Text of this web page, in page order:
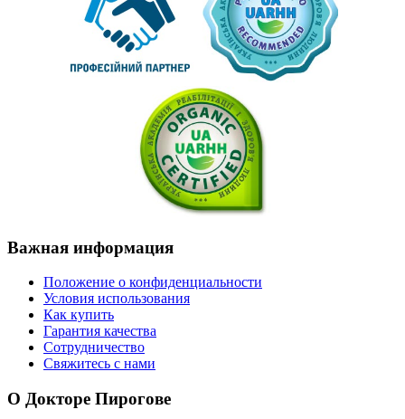
Важная информация
Положение о конфиденциальности
Условия использования
Как купить
Гарантия качества
Сотрудничество
Свяжитесь с нами
О Докторе Пирогове